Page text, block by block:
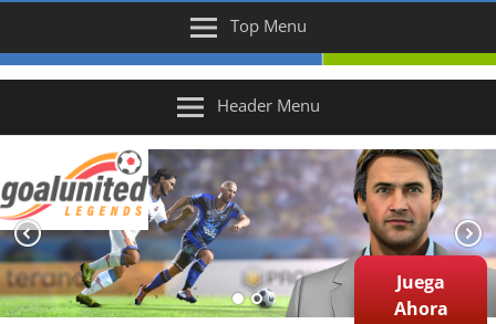
Top Menu
Header Menu
Juega
Ahora